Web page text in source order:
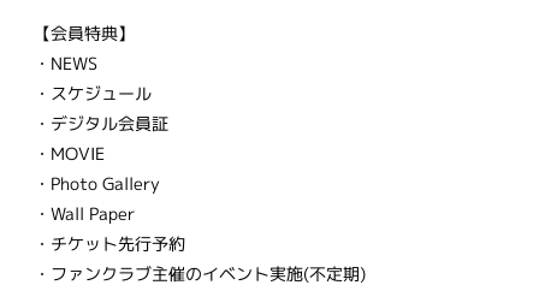
【会員特典】
・NEWS
・スケジュール
・デジタル会員証
・MOVIE
・Photo Gallery
・Wall Paper
・チケット先行予約
・ファンクラブ主催のイベント実施(不定期)